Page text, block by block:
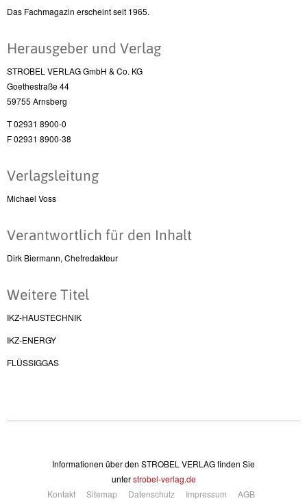
Das Fachmagazin erscheint seit 1965.
Herausgeber und Verlag
STROBEL VERLAG GmbH & Co. KG
Goethestraße 44
59755 Arnsberg
T 02931 8900-0
F 02931 8900-38
Verlagsleitung
Michael Voss
Verantwortlich für den Inhalt
Dirk Biermann, Chefredakteur
Weitere Titel
IKZ-HAUSTECHNIK
IKZ-ENERGY
FLÜSSIGGAS
Informationen über den STROBEL VERLAG finden Sie
unterstrobel-verlag.de
Kontakt
Sitemap Datenschutz Impressum AGB